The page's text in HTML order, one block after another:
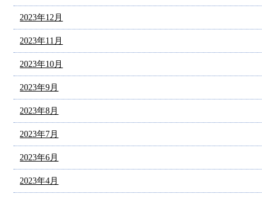
2023年12月
2023年11月
2023年10月
2023年9月
2023年8月
2023年7月
2023年6月
2023年4月